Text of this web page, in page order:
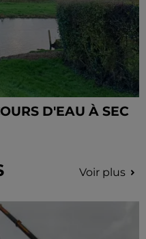
D'EAU À SEC
Voir plus